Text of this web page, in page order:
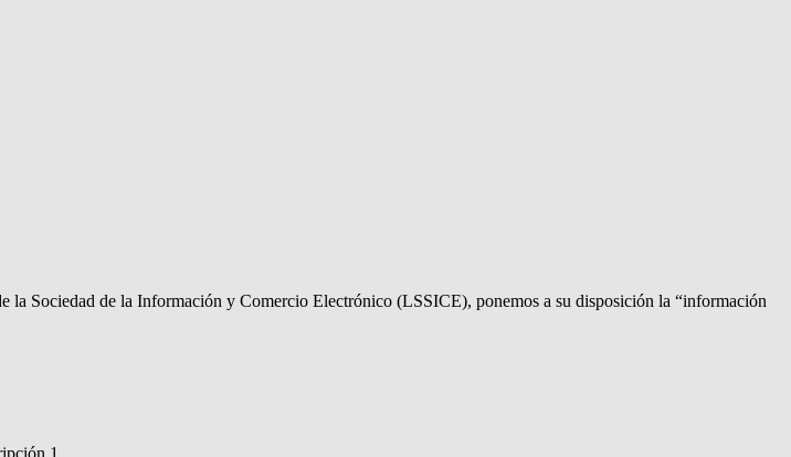
Sociedad de la Información y Comercio Electrónico (LSSICE), ponemos a su disposición la “información
1